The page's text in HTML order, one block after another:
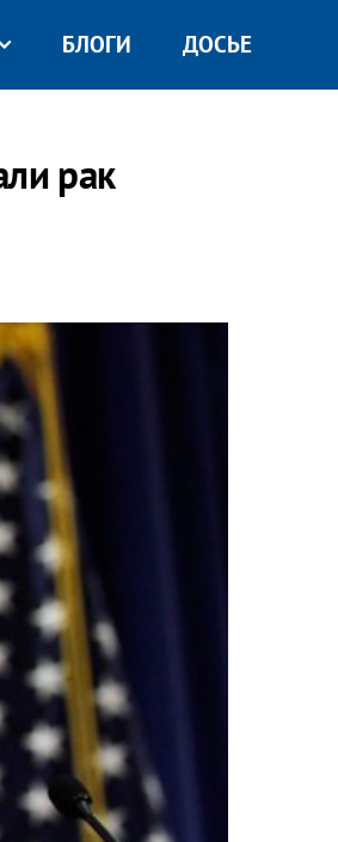
БЛОГИ ДОСЬЕ
рак